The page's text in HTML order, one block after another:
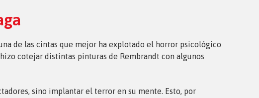
de las cintas que mejor ha explotado el horror psicológico
cotejar distintas pinturas de Rembrandt con algunos
sino implantar el terror en su mente. Esto, por